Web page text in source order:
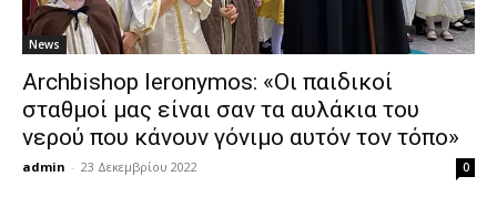
News
Archbishop Ieronymos: «Οι παιδικοί
σταθμοί μας είναι σαν τα αυλάκια του
νερού που κάνουν γόνιμο αυτόν τον τόπο»
admin - 23 Δεκεμβρίου 2022 0